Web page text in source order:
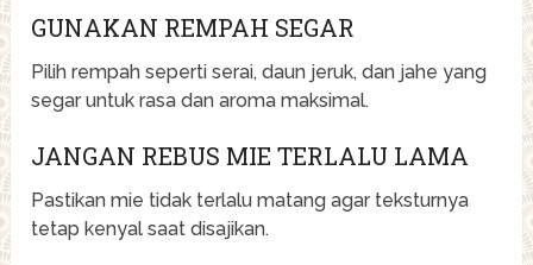
GUNAKAN REMPAH SEGAR
Pilih rempah seperti serai, daun jeruk, dan jahe yang
segar untuk rasa dan aroma maksimal.
JANGAN REBUS MIE TERLALU LAMA
Pastikan mie tidak terlalu matang agar teksturnya
tetap kenyal saat disajikan.